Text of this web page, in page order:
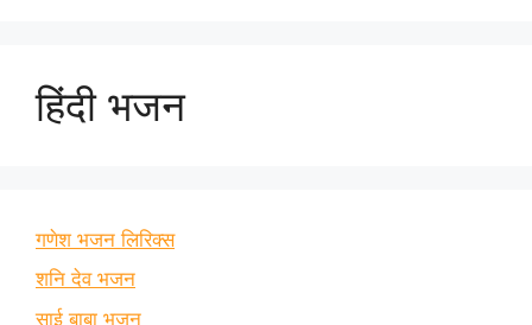
हिंदी भजन
गणेश भजन लिरिक्स
शनि देव भजन
साई बाबा भजन